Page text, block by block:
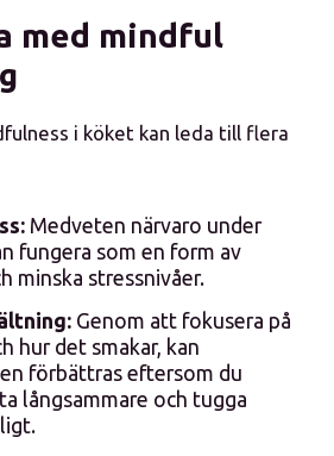
med mindful
i köket kan leda till flera
Medveten närvaro under
fungera som en form av
minska stressnivåer.
Genom att fokusera på
hur det smakar, kan
förbättras eftersom du
långsammare och tugga